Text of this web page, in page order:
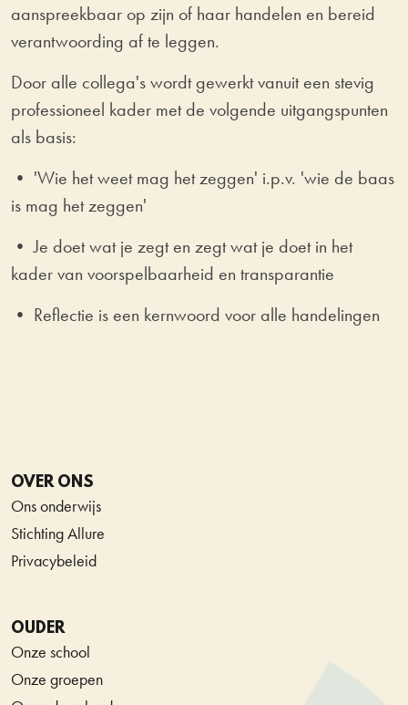
aanspreekbaar op zijn of haar handelen en bereid
verantwoording af te leggen.
Door alle collega's wordt gewerkt vanuit een stevig
professioneel kader met de volgende uitgangspunten
als basis:
• 'Wie het weet mag het zeggen' i.p.v. 'wie de baas
is mag het zeggen'
• Je doet wat je zegt en zegt wat je doet in het
kader van voorspelbaarheid en transparantie
• Reflectie is een kernwoord voor alle handelingen
OVER ONS
Ons onderwijs
Stichting Allure
Privacybeleid
OUDER
Onze school
Onze groepen